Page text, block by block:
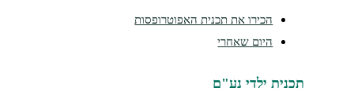
הכירו את תכנית האפוטרופסות
היום שאחרי
ילדי נע"ם